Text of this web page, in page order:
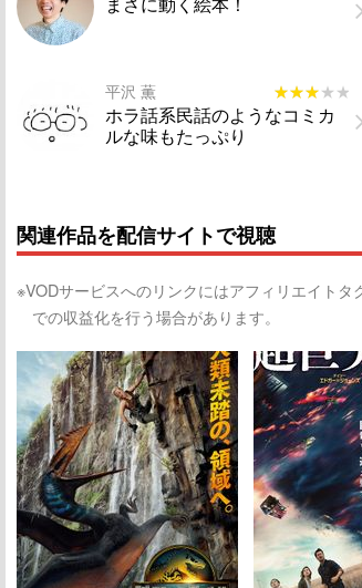
平沢 薫 ★★★★★
★★★★★
ホラ話系民話のようなコミカ
ルな味もたっぷり
関連作品を配信サイトで視聴
※VODサービスへのリンクにはアフィリエイト
での収益化を行う場合があります。